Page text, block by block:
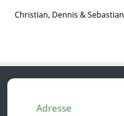
Christian, Dennis & Sebastian
Adresse